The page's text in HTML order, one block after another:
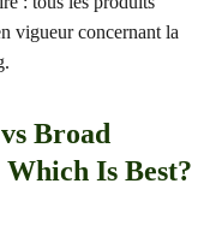
vigueur concernant la
Broad
Is Best?